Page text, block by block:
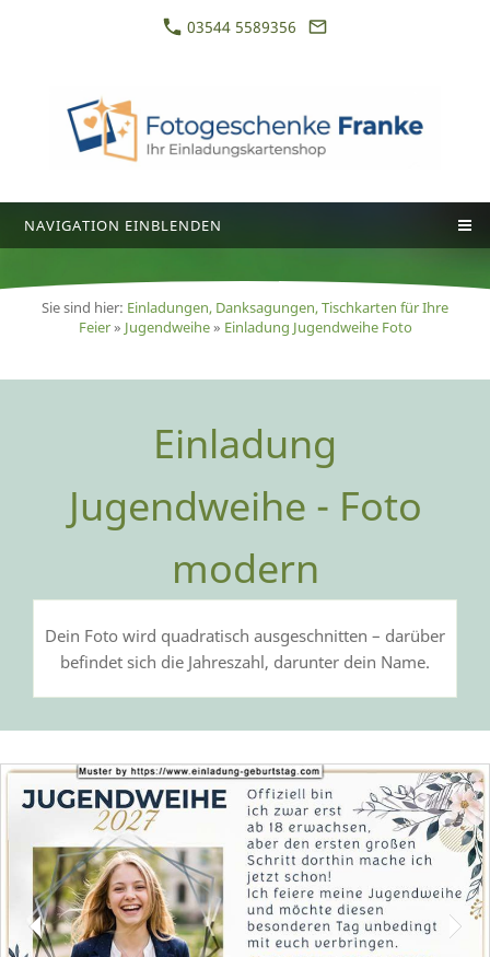
03544 5589356
NAVIGATION EINBLENDEN
Sie sind hier: Einladungen, Danksagungen, Tischkarten für Ihre
Feier» Jugendweihe» Einladung Jugendweihe Foto
Einladung
Jugendweihe - Foto
modern
Dein Foto wird quadratisch ausgeschnitten – darüber
befindet sich die Jahreszahl, darunter dein Name.